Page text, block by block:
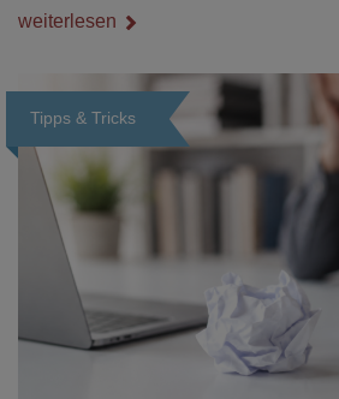
Nebenthema: Bei Textilien mit Stickerei
weiterlesen
Tipps & Tricks
Loading...